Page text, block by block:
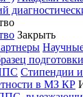
Закрыть
Стипендии
в МЗ КР